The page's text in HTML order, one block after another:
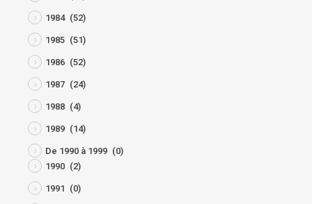
1984 (52)
1985 (51)
1986 (52)
1987 (24)
1988 (4)
1989 (14)
De 1990 à 1999 (0)
1990 (2)
1991 (0)